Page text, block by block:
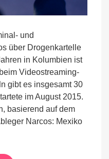
und
über Drogenkartelle
in Kolumbien ist
Videostreaming-
gibt es insgesamt 30
im August 2015.
basierend auf dem
Narcos: Mexiko